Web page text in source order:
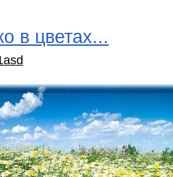
в цветах...